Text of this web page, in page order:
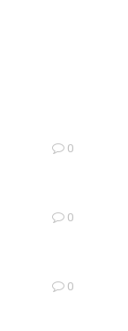
0
0
0